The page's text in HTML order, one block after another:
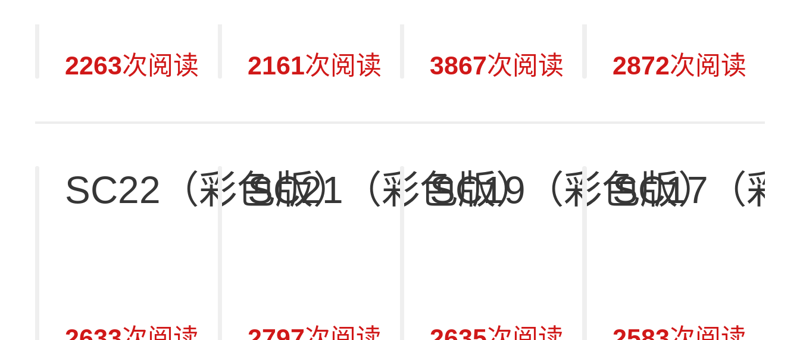
2263次阅读 2161次阅读 3867次阅读 2872次阅读
SC22（彩色版）SC21（彩色版）SC19（彩色版）
SC17（彩